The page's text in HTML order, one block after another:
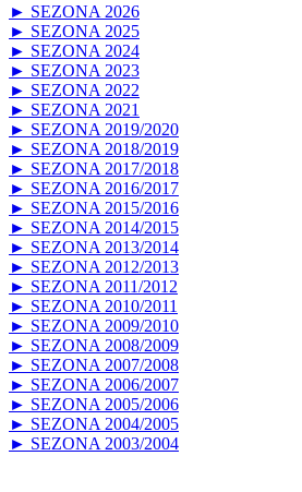
► SEZONA 2026
► SEZONA 2025
► SEZONA 2024
► SEZONA 2023
► SEZONA 2022
► SEZONA 2021
► SEZONA 2019/2020
► SEZONA 2018/2019
► SEZONA 2017/2018
► SEZONA 2016/2017
► SEZONA 2015/2016
► SEZONA 2014/2015
► SEZONA 2013/2014
► SEZONA 2012/2013
► SEZONA 2011/2012
► SEZONA 2010/2011
► SEZONA 2009/2010
► SEZONA 2008/2009
► SEZONA 2007/2008
► SEZONA 2006/2007
► SEZONA 2005/2006
► SEZONA 2004/2005
► SEZONA 2003/2004